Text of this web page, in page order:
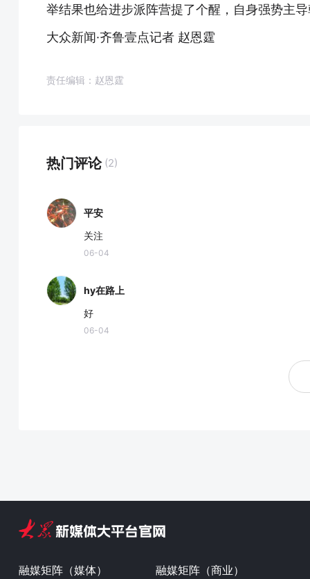
举结果也给进步派阵营提了个醒，自身强势主
大众新闻·齐鲁壹点记者 赵恩霆
责任编辑：赵恩霆
热门评论 (2)
平安
关注
06-04
hy在路上
好
06-04
融媒矩阵（媒体） 融媒矩阵（商业）